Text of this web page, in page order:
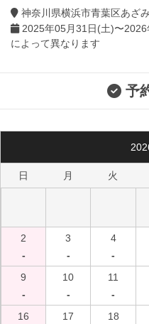
神奈川県横浜市青葉区あざ
2025年05月31日(土)〜
によって異なります
予
日 月 火
2
-
3
-
4
-
9
-
10
-
11
-
16
17
18